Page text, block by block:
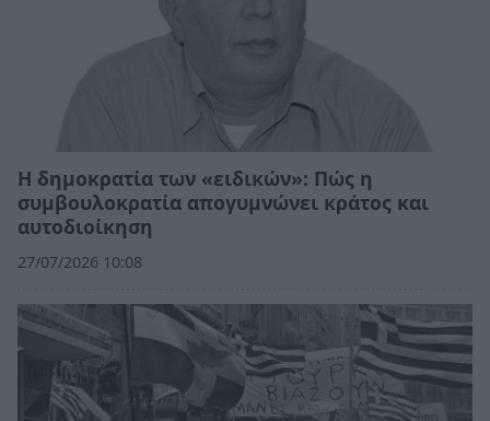
Η δημοκρατία των «ειδικών»: Πώς η
συμβουλοκρατία απογυμνώνει κράτος και
αυτοδιοίκηση
27/07/2026 10:08